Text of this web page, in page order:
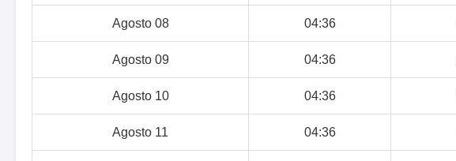
Agosto 08 04:36
Agosto 09 04:36
Agosto 10 04:36
Agosto 11 04:36